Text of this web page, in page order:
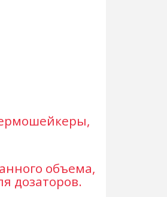
объема,
дозаторов.